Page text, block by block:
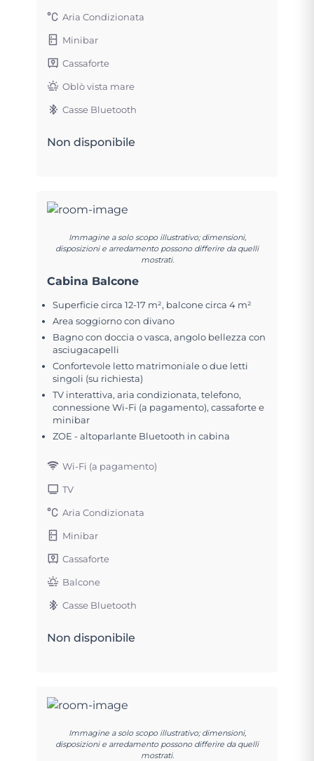
Aria Condizionata
Minibar
Cassaforte
Oblò vista mare
Casse Bluetooth
Non disponibile
Immagine a solo scopo illustrativo; dimensioni,
disposizioni e arredamento possono differire da quelli
mostrati.
Cabina Balcone
Superficie circa 12-17 m², balcone circa 4 m²
Area soggiorno con divano
Bagno con doccia o vasca, angolo bellezza con
asciugacapelli
Confortevole letto matrimoniale o due letti
singoli (su richiesta)
TV interattiva, aria condizionata, telefono,
connessione Wi-Fi (a pagamento), cassaforte e
minibar
ZOE - altoparlante Bluetooth in cabina
Wi-Fi (a pagamento)
TV
Aria Condizionata
Minibar
Cassaforte
Balcone
Casse Bluetooth
Non disponibile
Immagine a solo scopo illustrativo; dimensioni,
disposizioni e arredamento possono differire da quelli
mostrati.